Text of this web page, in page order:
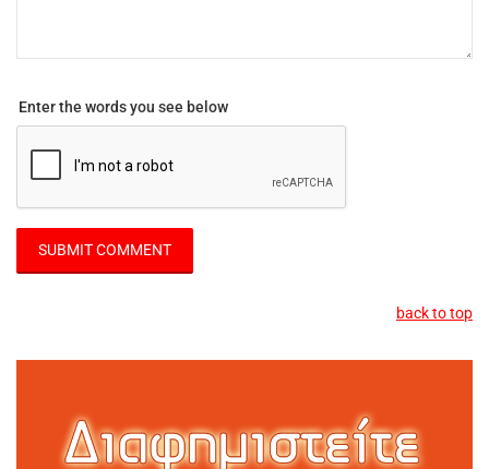
Enter the words you see below
back to top